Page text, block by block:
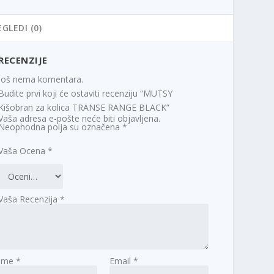
(0)
nema komentara.
prvi koji će ostaviti recenziju “MUTSY
za kolica TRANSE RANGE BLACK”
adresa e-pošte neće biti objavljena.
polja su označena*
Ocena*
Recenzija*
* Email*